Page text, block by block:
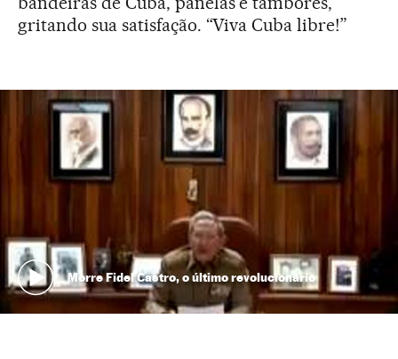
gritando sua satisfação. “Viva Cuba libre!”
Morre Fidel Castro, o último revolucionário